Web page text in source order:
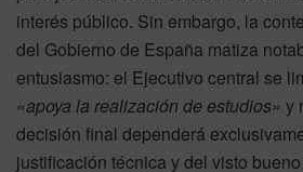
interés público. Sin embargo, la
del Gobierno de España matiza
entusiasmo: el Ejecutivo central se
«apoya la realización de estudios» y
decisión final dependerá
justificación técnica y del visto